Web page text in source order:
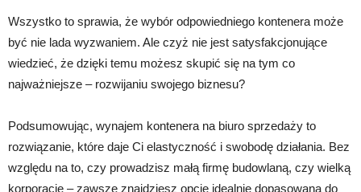
Wszystko to sprawia, że wybór odpowiedniego kontenera może
być nie lada wyzwaniem. Ale czyż nie jest satysfakcjonujące
wiedzieć, że dzięki temu możesz skupić się na tym co
najważniejsze – rozwijaniu swojego biznesu?
Podsumowując, wynajem kontenera na biuro sprzedaży to
rozwiązanie, które daje Ci elastyczność i swobodę działania. Bez
względu na to, czy prowadzisz małą firmę budowlaną, czy wielką
korporację – zawsze znajdziesz opcję idealnie dopasowaną do